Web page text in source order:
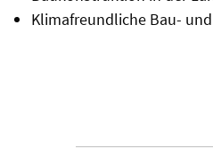
Klimafreundliche Bau-